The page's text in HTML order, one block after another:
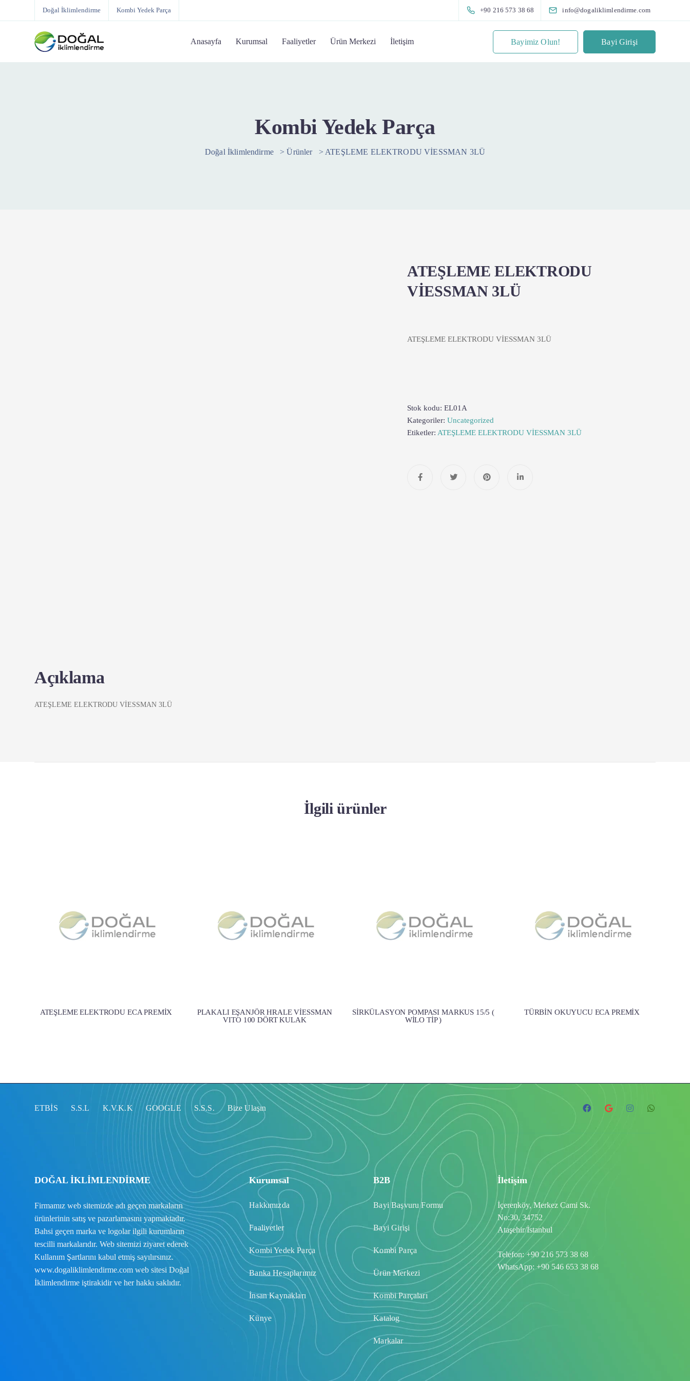
Doğal İklimlendirme Kombi Yedek Parça +90 216 573 38 68 info@dogaliklimlendirme.com
Anasayfa Kurumsal Faaliyetler Ürün Merkezi İletişim Bayimiz Olun! Bayi Girişi
Kombi Yedek Parça
Doğal İklimlendirme >Ürünler > ATEŞLEME ELEKTRODU VİESSMAN 3LÜ
ATEŞLEME ELEKTRODU
VİESSMAN 3LÜ
ATEŞLEME ELEKTRODU VİESSMAN 3LÜ
Stok kodu: EL01A
Kategoriler: Uncategorized
Etiketler: ATEŞLEME ELEKTRODU VİESSMAN 3LÜ
Açıklama
ATEŞLEME ELEKTRODU VİESSMAN 3LÜ
İlgili ürünler
ATEŞLEME ELEKTRODU ECA PREMİX
PLAKALI EŞANJÖR HRALE VİESSMAN
VITO 100 DÖRT KULAK
SİRKÜLASYON POMPASI MARKUS 15/5 (
WİLO TİP )
TÜRBİN OKUYUCU ECA PREMİX
ETBİS S.S.L K.V.K.K GOOGLE S.S.S. Bize Ulaşın
DOĞAL İKLİMLENDİRME
Firmamız web sitemizde adı geçen markaların
ürünlerinin satış ve pazarlamasını yapmaktadır.
Bahsi geçen marka ve logolar ilgili kurumların
tescilli markalarıdır. Web sitemizi ziyaret ederek
Kullanım Şartlarını kabul etmiş sayılırsınız.
www.dogaliklimlendirme.com web sitesi Doğal
İklimlendirme iştirakidir ve her hakkı saklıdır.
Kurumsal
Hakkımızda
Faaliyetler
Kombi Yedek Parça
Banka Hesaplarımız
İnsan Kaynakları
Künye
B2B
Bayi Başvuru Formu
Bayi Girişi
Kombi Parça
Ürün Merkezi
Kombi Parçaları
Katalog
Markalar
İletişim
İçerenköy, Merkez Cami Sk.
No:30, 34752
Ataşehir/İstanbul
Telefon:+90 216 573 38 68
WhatsApp:+90 546 653 38 68